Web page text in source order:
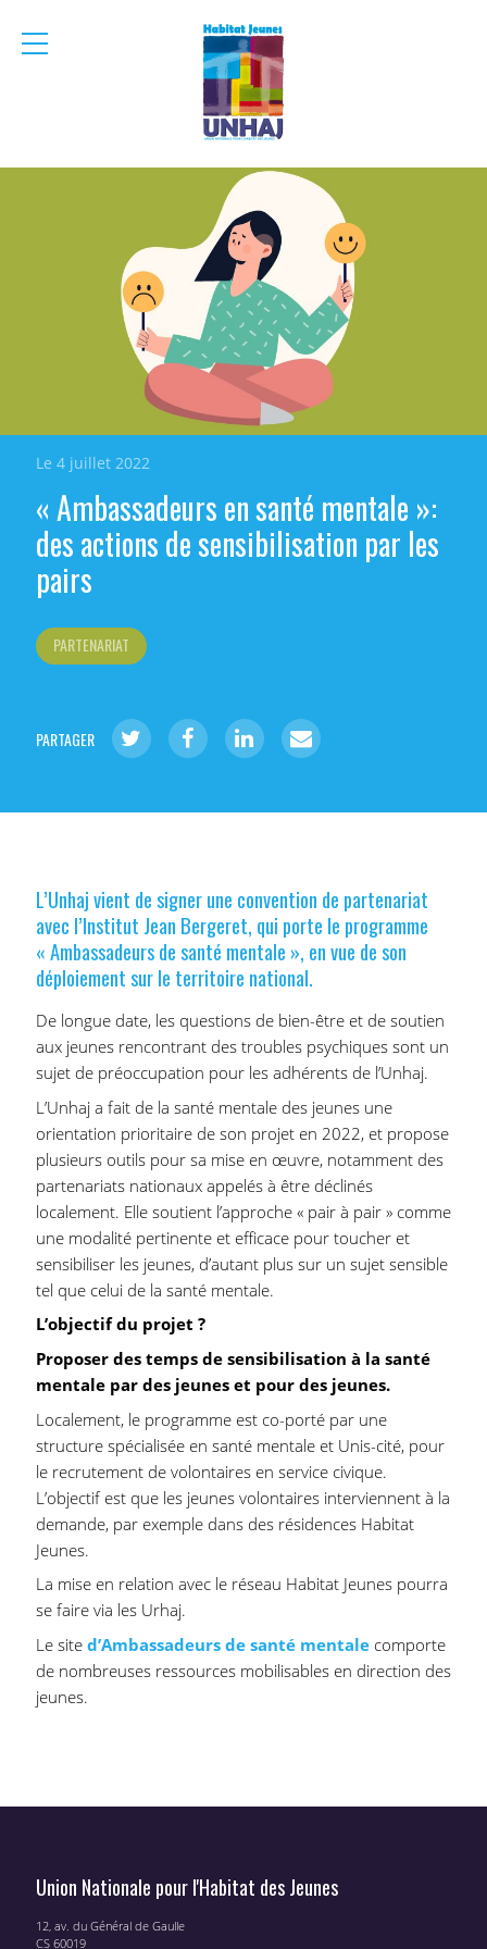
menu
Le 4 juillet 2022
« Ambassadeurs en santé mentale »:
des actions de sensibilisation par les
pairs
PARTENARIAT
PARTAGER
L’Unhaj vient de signer une convention de partenariat
avec l’Institut Jean Bergeret, qui porte le programme
« Ambassadeurs de santé mentale », en vue de son
déploiement sur le territoire national.
De longue date, les questions de bien-être et de soutien
aux jeunes rencontrant des troubles psychiques sont un
sujet de préoccupation pour les adhérents de l’Unhaj.
L’Unhaj a fait de la santé mentale des jeunes une
orientation prioritaire de son projet en 2022, et propose
plusieurs outils pour sa mise en œuvre, notamment des
partenariats nationaux appelés à être déclinés
localement. Elle soutient l’approche « pair à pair » comme
une modalité pertinente et efficace pour toucher et
sensibiliser les jeunes, d’autant plus sur un sujet sensible
tel que celui de la santé mentale.
L’objectif du projet ?
Proposer des temps de sensibilisation à la santé
mentale par des jeunes et pour des jeunes.
Localement, le programme est co-porté par une
structure spécialisée en santé mentale et Unis-cité, pour
le recrutement de volontaires en service civique.
L’objectif est que les jeunes volontaires interviennent à la
demande, par exemple dans des résidences Habitat
Jeunes.
La mise en relation avec le réseau Habitat Jeunes pourra
se faire via les Urhaj.
Le sited’Ambassadeurs de santé mentalecomporte
de nombreuses ressources mobilisables en direction des
jeunes.
Union Nationale pour l'Habitat des Jeunes
12, av. du Général de Gaulle
CS 60019